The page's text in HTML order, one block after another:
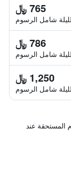
765 ﷼
شامل الرسوم
786 ﷼
شامل الرسوم
1,250 ﷼
شامل الرسوم
المستحقة عند